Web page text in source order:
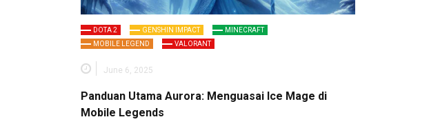
DOTA 2 GENSHIN IMPACT
MINECRAFT
MOBILE LEGEND
VALORANT
June 6, 2025
Panduan Utama Aurora: Menguasai Ice Mage di
Mobile Legends